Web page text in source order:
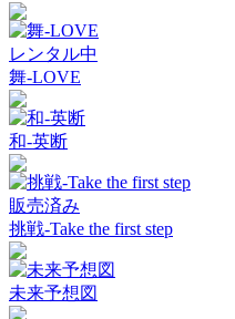
レンタル中
舞-LOVE
和-英断
販売済み
挑戦-Take the first step
未来予想図